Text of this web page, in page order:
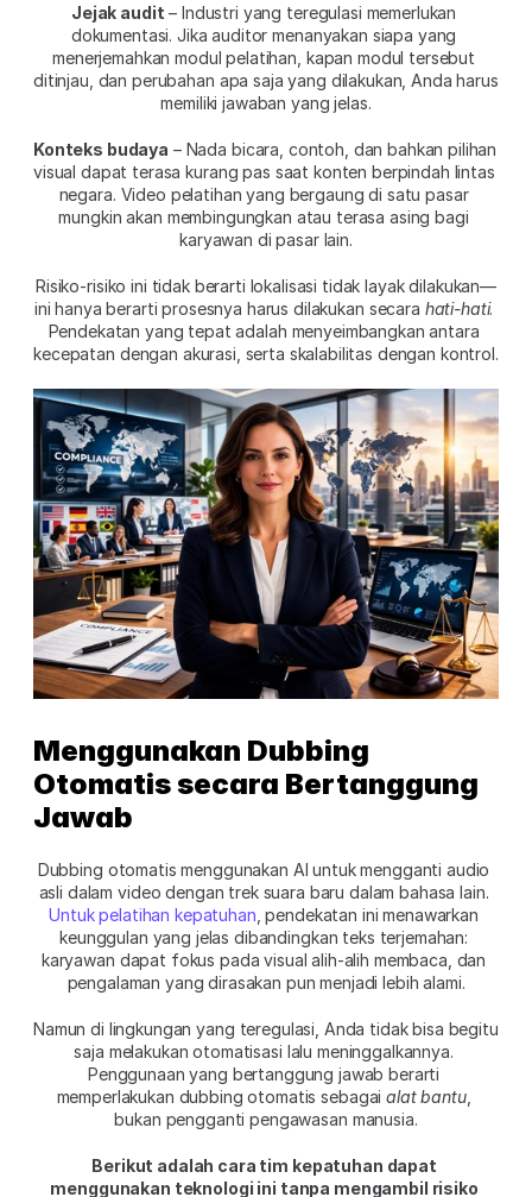
Jejak audit – Industri yang teregulasi memerlukan
dokumentasi. Jika auditor menanyakan siapa yang
menerjemahkan modul pelatihan, kapan modul tersebut
ditinjau, dan perubahan apa saja yang dilakukan, Anda harus
memiliki jawaban yang jelas.
Konteks budaya – Nada bicara, contoh, dan bahkan pilihan
visual dapat terasa kurang pas saat konten berpindah lintas
negara. Video pelatihan yang bergaung di satu pasar
mungkin akan membingungkan atau terasa asing bagi
karyawan di pasar lain.
Risiko-risiko ini tidak berarti lokalisasi tidak layak dilakukan—
ini hanya berarti prosesnya harus dilakukan secara hati-hati.
Pendekatan yang tepat adalah menyeimbangkan antara
kecepatan dengan akurasi, serta skalabilitas dengan kontrol.
Menggunakan Dubbing
Otomatis secara Bertanggung
Jawab
Dubbing otomatis menggunakan AI untuk mengganti audio
Untuk pelatihan kepatuhan , pendekatan ini menawarkan
keunggulan yang jelas dibandingkan teks terjemahan:
karyawan dapat fokus pada visual alih-alih membaca, dan
pengalaman yang dirasakan pun menjadi lebih alami.
Namun di lingkungan yang teregulasi, Anda tidak bisa begitu
saja melakukan otomatisasi lalu meninggalkannya.
Penggunaan yang bertanggung jawab berarti
memperlakukan dubbing otomatis sebagai alat bantu,
bukan pengganti pengawasan manusia.
Berikut adalah cara tim kepatuhan dapat
menggunakan teknologi ini tanpa mengambil risiko